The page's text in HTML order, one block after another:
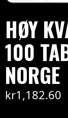
HØY
100
NORGE
kr1,182.60